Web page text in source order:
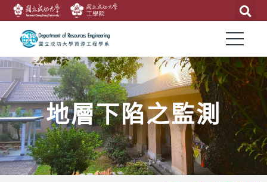
地層下陷之監測